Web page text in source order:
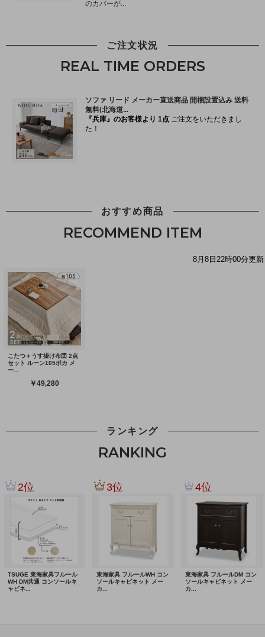
ご注文状況
REAL TIME ORDERS
おすすめ商品
RECOMMEND ITEM
ランキング
RANKING